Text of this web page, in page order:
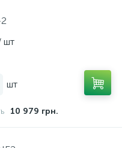
шт
шт
10 979 грн.